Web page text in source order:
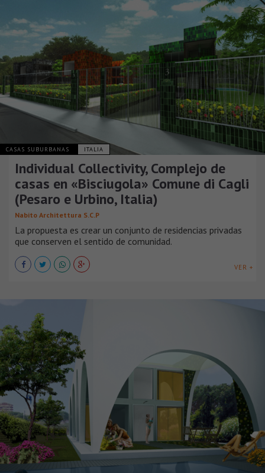
CASAS SUBURBANAS ITALIA
Individual Collectivity, Complejo de
casas en «Bisciugola» Comune di Cagli
(Pesaro e Urbino, Italia)
Nabito Architettura S.C.P
La propuesta es crear un conjunto de residencias privadas
que conserven el sentido de comunidad.
VER +